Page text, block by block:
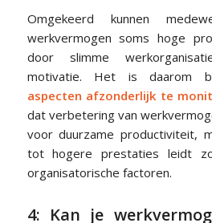
Omgekeerd kunnen
werkvermogen soms hoge
door slimme
motivatie. Het is daarom
aspecten afzonderlijk te
dat verbetering van
voor duurzame productiviteit,
tot hogere prestaties leidt
organisatorische factoren.
4: Kan je